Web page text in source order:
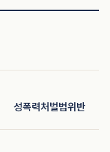
성폭력처벌법위반